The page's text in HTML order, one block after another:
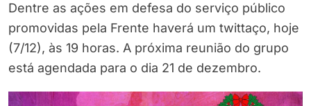
Dentre as ações em defesa do serviço público
promovidas pela Frente haverá um twittaço, hoje
(7/12), às 19 horas. A próxima reunião do grupo
está agendada para o dia 21 de dezembro.